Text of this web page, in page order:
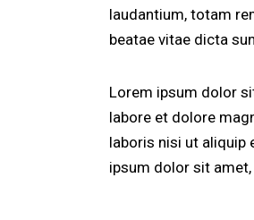
laudantium, totam
beatae vitae dicta
Lorem ipsum dolor
labore et dolore
laboris nisi ut aliquip
ipsum dolor sit